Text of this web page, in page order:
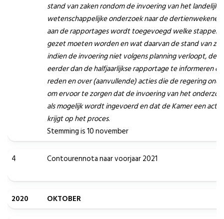
stand van zaken rondom de invoering van het landelijke
wetenschappelijke onderzoek naar de
aan de rapportages wordt toegevoegd welke stappen
gezet moeten worden en wat daarvan de stand van
indien de invoering niet volgens planning verloopt, de
eerder dan de halfjaarlijkse rapportage te informeren
reden en over (aanvullende) acties die de regering
om ervoor te zorgen dat de invoering van het
als mogelijk wordt ingevoerd en dat de Kamer een
krijgt op het proces.
Stemming is 10 november
4 Contourennota naar voorjaar 2021
2020 OKTOBER